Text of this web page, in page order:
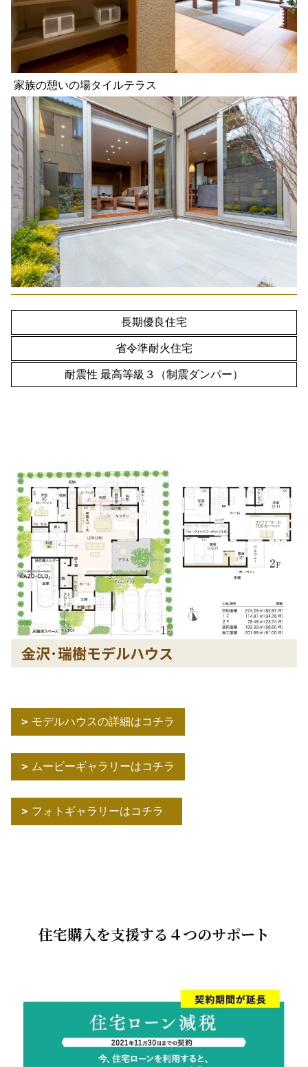
家族の憩いの場タイルテラス
長期優良住宅
省令準耐火住宅
耐震性 最高等級３（制震ダンパー）
金沢･瑞樹モデルハウス
モデルハウスの詳細はコチラ
ムービーギャラリーはコチラ
フォトギャラリーはコチラ
住宅購入を支援する４つのサポート